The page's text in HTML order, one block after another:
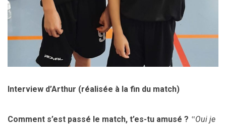
Interview d’Arthur (réalisée à la fin du match)
Comment s’est passé le match, t’es-tu amusé ? ‟Oui je